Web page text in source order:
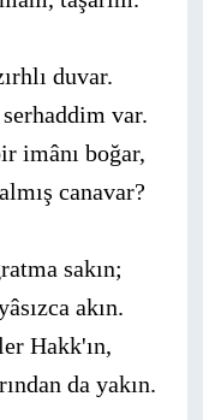
duvar.
var.
imânı boğar,
canavar?
sakın;
akın.
Hakk'ın,
da yakın.